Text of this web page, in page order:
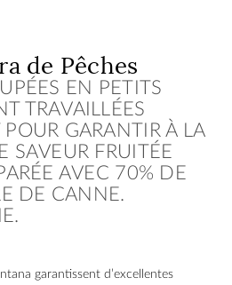
de Pêches
EN PETITS
TRAVAILLÉES
POUR GARANTIR À LA
SAVEUR FRUITÉE
AVEC 70% DE
DE CANNE.
garantissent d’excellentes